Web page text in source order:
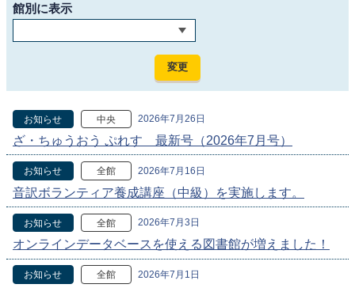
館別に表示
お知らせ 中央 2026年7月26日
ざ・ちゅうおう ぷれす 最新号（2026年7月号）
お知らせ 全館 2026年7月16日
音訳ボランティア養成講座（中級）を実施します。
お知らせ 全館 2026年7月3日
オンラインデータベースを使える図書館が増えました！
お知らせ 全館 2026年7月1日